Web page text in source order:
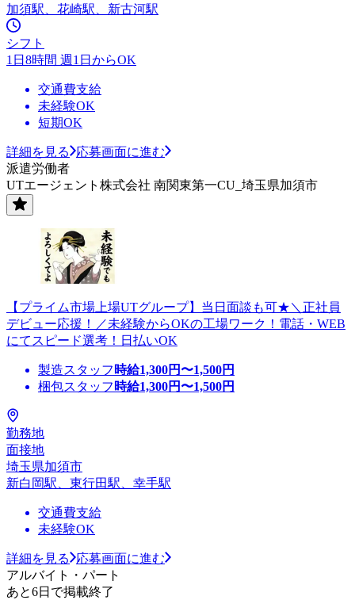
加須駅、花崎駅、新古河駅
シフト
1日8時間 週1日からOK
交通費支給
未経験OK
短期OK
詳細を見る
応募画面に進む
派遣労働者
UTエージェント株式会社 南関東第一CU_埼玉県加須市
【プライム市場上場UTグループ】当日面談も可★＼正社員
デビュー応援！／未経験からOKの工場ワーク！電話・WEB
にてスピード選考！日払いOK
製造スタッフ 時給1,300円〜1,500円
梱包スタッフ 時給1,300円〜1,500円
勤務地
面接地
埼玉県加須市
新白岡駅、東行田駅、幸手駅
交通費支給
未経験OK
詳細を見る
応募画面に進む
アルバイト・パート
あと6日で掲載終了